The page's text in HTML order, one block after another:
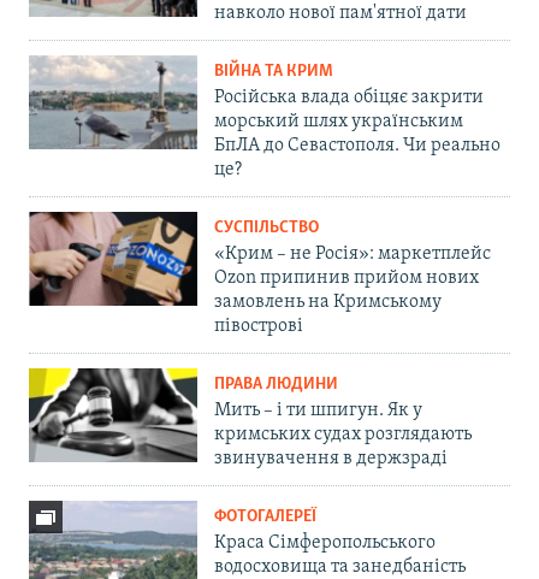
навколо нової пам'ятної дати
ВІЙНА ТА КРИМ
Російська влада обіцяє закрити
морський шлях українським
БпЛА до Севастополя. Чи реально
це?
СУСПІЛЬСТВО
«Крим – не Росія»: маркетплейс
Ozon припинив прийом нових
замовлень на Кримському
півострові
ПРАВА ЛЮДИНИ
Мить – і ти шпигун. Як у
кримських судах розглядають
звинувачення в держзраді
ФОТОГАЛЕРЕЇ
Краса Сімферопольського
водосховища та занедбаність